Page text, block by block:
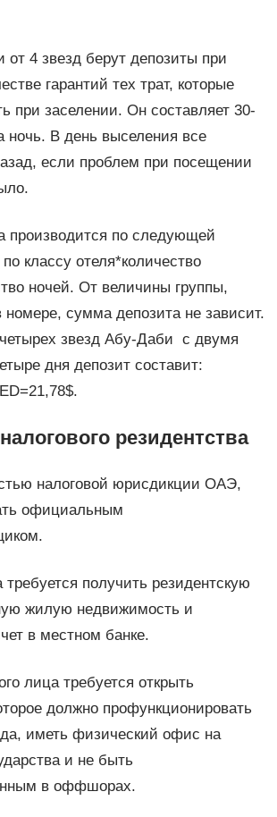
от 4 звезд берут депозиты при
гарантий тех трат, которые
при заселении. Он составляет 30-
ночь. В день выселения все
если проблем при посещении
производится по следующей
классу отеля*количество
ночей. От величины группы,
сумма депозита не зависит.
звезд Абу-Даби с двумя
дня депозит составит:
резидентства
налоговой юрисдикции ОАЭ,
официальным
получить резидентскую
жилую недвижимость и
в местном банке.
лица требуется открыть
должно профункционировать
иметь физический офис на
и не быть
в оффшорах.